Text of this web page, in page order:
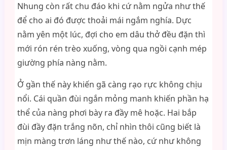
Nhung còn rất chu đáo khi cứ nằm ngửa như thế
để cho ai đó được thoải mái ngắm nghía. Dực
nằm yên một lúc, đợi cho em dâu thở đều đặn thì
mới rón rén trèo xuống, vòng qua ngồi cạnh mép
giường phía nàng nằm.
Ở gần thế này khiến gã càng rạo rực không chịu
nổi. Cái quần đùi ngắn mỏng manh khiến phần hạ
thể của nàng phơi bày ra đầy mê hoặc. Hai bắp
đùi đầy đặn trắng nõn, chỉ nhìn thôi cũng biết là
mịn màng trơn láng như thế nào, cứ như không